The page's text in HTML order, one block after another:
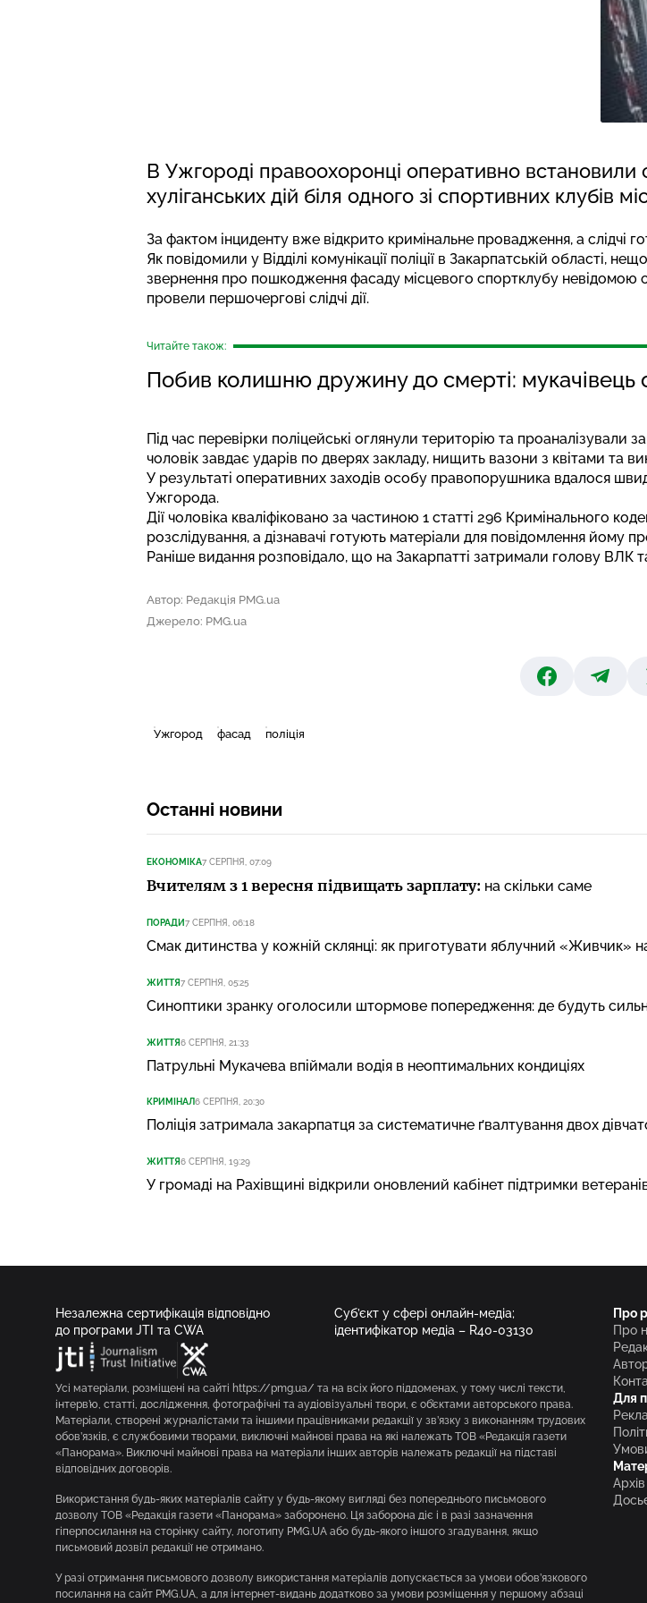
В Ужгороді правоохоронці оперативно встановили
хуліганських дій біля одного зі спортивних клубів
За фактом інциденту вже відкрито кримінальне провадження, а слідчі
Як повідомили у Відділі комунікації поліції в Закарпатській області,
звернення про пошкодження фасаду місцевого спортклубу невідомою
провели першочергові слідчі дії.
Читайте також:
Побив колишню дружину до смерті: мукачівець
Під час перевірки поліцейські оглянули територію та проаналізували
чоловік завдає ударів по дверях закладу, нищить вазони з квітами та
У результаті оперативних заходів особу правопорушника вдалося
Ужгорода.
Дії чоловіка кваліфіковано за частиною 1 статті 296 Кримінального
розслідування, а дізнавачі готують матеріали для повідомлення йому
Раніше видання розповідало, що на Закарпатті затримали голову ВЛК
Автор: Редакція PMG.ua
Джерело: PMG.ua
Ужгород фасад поліція
Останні новини
ЕКОНОМІКА7 СЕРПНЯ, 07:09
Вчителям з 1 вересня підвищать зарплату: на скільки саме
ПОРАДИ7 СЕРПНЯ, 06:18
Смак дитинства у кожній склянці: як приготувати яблучний «Живчик»
ЖИТТЯ7 СЕРПНЯ, 05:25
Синоптики зранку оголосили штормове попередження: де будуть
ЖИТТЯ6 СЕРПНЯ, 21:33
Патрульні Мукачева впіймали водія в неоптимальних кондиціях
КРИМІНАЛ6 СЕРПНЯ, 20:30
Поліція затримала закарпатця за систематичне ґвалтування двох
ЖИТТЯ6 СЕРПНЯ, 19:29
У громаді на Рахівщині відкрили оновлений кабінет підтримки
Незалежна сертифікація відповідно
до програми JTI та CWA
Суб’єкт у сфері онлайн-медіа;
ідентифікатор медіа – R40-03130
Усі матеріали, розміщені на сайті https://pmg.ua/ та на всіх його піддоменах, у тому числі тексти,
інтерв’ю, статті, дослідження, фотографічні та аудіовізуальні твори, є об’єктами авторського права.
Матеріали, створені журналістами та іншими працівниками редакції у зв’язку з виконанням трудових
обов’язків, є службовими творами, виключні майнові права на які належать ТОВ «Редакція газети
«Панорама». Виключні майнові права на матеріали інших авторів належать редакції на підставі
відповідних договорів.
Використання будь-яких матеріалів сайту у будь-якому вигляді без попереднього письмового
дозволу ТОВ «Редакція газети «Панорама» заборонено. Ця заборона діє і в разі зазначення
гіперпосилання на сторінку сайту, логотипу PMG.UA або будь-якого іншого згадування, якщо
письмовий дозвіл редакції не отримано.
У разі отримання письмового дозволу використання матеріалів допускається за умови обов’язкового
посилання на сайт PMG.UA, а для інтернет-видань додатково за умови розміщення у першому абзаці
Про
Про
Для
Архів